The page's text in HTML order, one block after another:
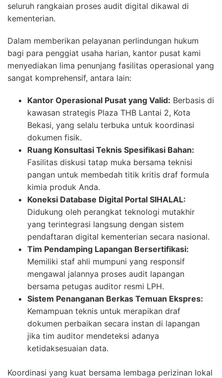
seluruh rangkaian proses audit digital dikawal di
kementerian.
Dalam memberikan pelayanan perlindungan hukum
bagi para penggiat usaha harian, kantor pusat kami
menyediakan lima penunjang fasilitas operasional yang
sangat komprehensif, antara lain:
Kantor Operasional Pusat yang Valid: Berbasis di
kawasan strategis Plaza THB Lantai 2, Kota
Bekasi, yang selalu terbuka untuk koordinasi
dokumen fisik.
Ruang Konsultasi Teknis Spesifikasi Bahan:
Fasilitas diskusi tatap muka bersama teknisi
pangan untuk membedah titik kritis draf formula
kimia produk Anda.
Koneksi Database Digital Portal SIHALAL:
Didukung oleh perangkat teknologi mutakhir
yang terintegrasi langsung dengan sistem
pendaftaran digital kementerian secara nasional.
Tim Pendamping Lapangan Bersertifikasi:
Memiliki staf ahli mumpuni yang responsif
mengawal jalannya proses audit lapangan
bersama petugas auditor resmi LPH.
Sistem Penanganan Berkas Temuan Ekspres:
Kemampuan teknis untuk merapikan draf
dokumen perbaikan secara instan di lapangan
jika tim auditor mendeteksi adanya
ketidaksesuaian data.
Koordinasi yang kuat bersama lembaga perizinan lokal